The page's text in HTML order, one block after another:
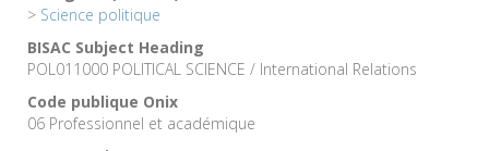
> Science politique
BISAC Subject Heading
POL011000 POLITICAL SCIENCE / International Relations
Code publique Onix
06 Professionnel et académique